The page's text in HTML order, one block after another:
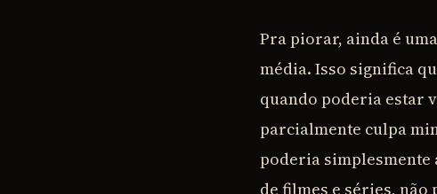
Pra piorar, ainda é
média. Isso significa
quando poderia estar
parcialmente culpa
poderia simplesmente
de filmes e séries, não